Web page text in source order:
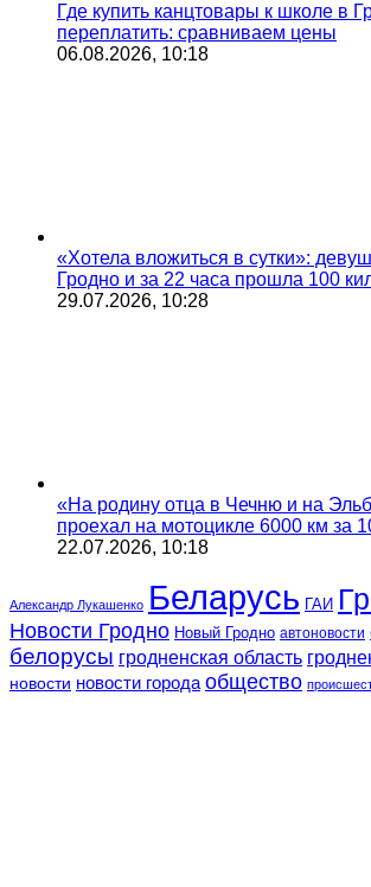
Где купить канцтовары к школе в
переплатить: сравниваем цены
06.08.2026, 10:18
«Хотела вложиться в сутки»:
Гродно и за 22 часа прошла 100
29.07.2026, 10:28
«На родину отца в Чечню и на
проехал на мотоцикле 6000 км за
22.07.2026, 10:18
Александр Лукашенко Беларусь ГАИ
Новости Гродно Новый Гродно автоновости
белорусы гродненская область
новости новости города общество